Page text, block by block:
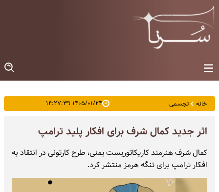
خانه تجسمی ۱۴۰۵/۰۱/۲۴ ۱۴:۲۷:۳۹
اثر جدید کمال شرف برای افکار پلید ترامپ
کمال شرف هنرمند کاریکاتوریست یمنی، طرح کارتونی در انتقاد به
افکار ترامپ برای تنگه هرمز منتشر کرد.